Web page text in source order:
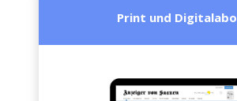
Print und Digitalabo